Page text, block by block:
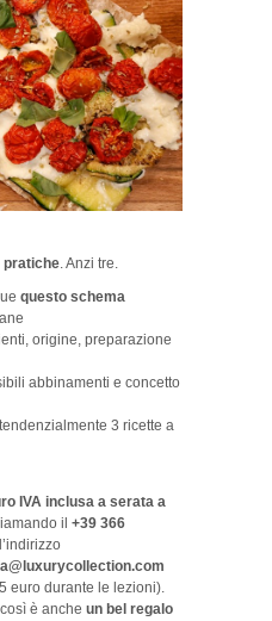
pratiche. Anzi tre.
questo schema
origine, preparazione
abbinamenti e concetto
3 ricette a
IVA inclusa a serata a
il +39 366
euro durante le lezioni).
è anche un bel regalo